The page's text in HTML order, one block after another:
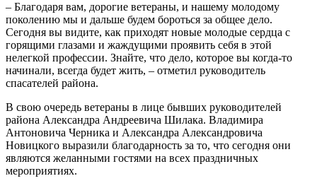
– Благодаря вам, дорогие ветераны, и нашему молодому
поколению мы и дальше будем бороться за общее дело.
Сегодня вы видите, как приходят новые молодые сердца с
горящими глазами и жаждущими проявить себя в этой
нелегкой профессии. Знайте, что дело, которое вы когда-то
начинали, всегда будет жить, – отметил руководитель
спасателей района.
В свою очередь ветераны в лице бывших руководителей
района Александра Андреевича Шилака. Владимира
Антоновича Черника и Александра Александровича
Новицкого выразили благодарность за то, что сегодня они
являются желанными гостями на всех праздничных
мероприятиях.